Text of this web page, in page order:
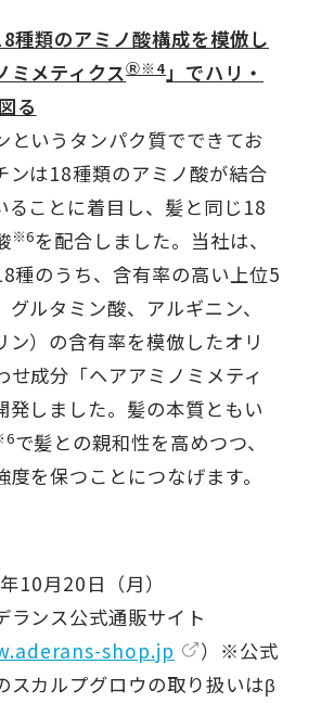
種類のアミノ酸構成を模倣し
ミメティクスⓇ※4」でハリ・
る
いうタンパク質でできてお
ンは18種類のアミノ酸が結合
ることに着目し、髪と同じ18
※6を配合しました。当社は、
種のうち、含有率の高い上位5
ルタミン酸、アルギニン、
ン）の含有率を模倣したオリ
せ成分「ヘアアミノミメティ
発しました。髪の本質ともい
で髪との親和性を高めつつ、
を保つことにつなげます。
10月20日（月）
ランス公式通販サイト
shop.jp
）※公式
スカルプグロウの取り扱いはβ